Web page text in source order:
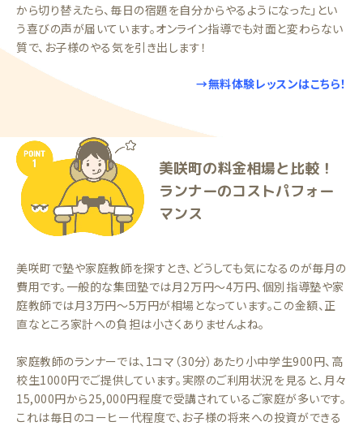
から切り替えたら、毎日の宿題を自分からやるようになった」とい
う喜びの声が届いています。オンライン指導でも対面と変わらない
質で、お子様のやる気を引き出します！
→無料体験レッスンはこちら！
美咲町の料金相場と比較！
ランナーのコストパフォー
マンス
美咲町で塾や家庭教師を探すとき、どうしても気になるのが毎月の
費用です。一般的な集団塾では月2万円〜4万円、個別指導塾や家
庭教師では月3万円〜5万円が相場となっています。この金額、正
直なところ家計への負担は小さくありませんよね。
家庭教師のランナーでは、1コマ（30分）あたり小中学生900円、高
校生1000円でご提供しています。実際のご利用状況を見ると、月々
15,000円から25,000円程度で受講されているご家庭が多いです。
これは毎日のコーヒー代程度で、お子様の将来への投資ができる